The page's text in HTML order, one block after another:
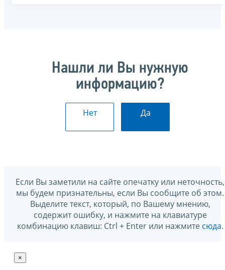
Нашли ли Вы нужную
информацию?
Нет Да
Если Вы заметили на сайте опечатку или неточность,
мы будем признательны, если Вы сообщите об этом.
Выделите текст, который, по Вашему мнению,
содержит ошибку, и нажмите на клавиатуре
комбинацию клавиш: Ctrl + Enter или нажмите сюда.
×